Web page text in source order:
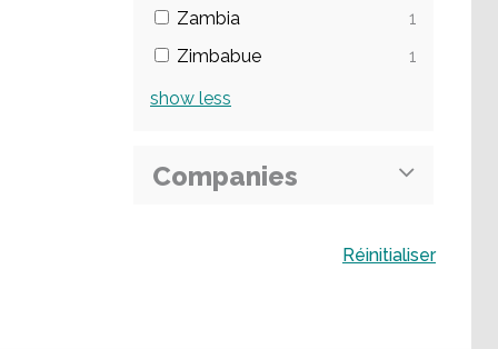
Zambia
1
Zimbabue
1
show less
Companies
Réinitialiser